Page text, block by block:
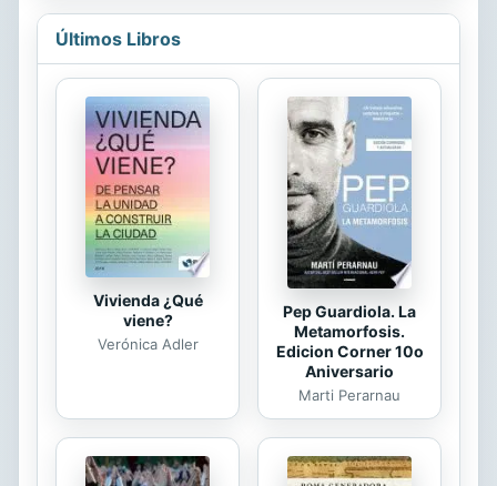
navegar bordeando la costa para no
perder tierra de vista.Por el
contrario, yo me intern en el mar ms
lejos de tierra firme de lo que ningn
ser humano haba navegado antes. Al
principio, se burlaban de m. Despus
de mi viaje por el Atlntico, todos
siguieron mi ejemplo.
Últimos Libros
Vivienda ¿Qué
viene?
Verónica Adler
Pep Guardiola. La
Metamorfosis.
Edicion Corner 10o
Aniversario
Marti Perarnau